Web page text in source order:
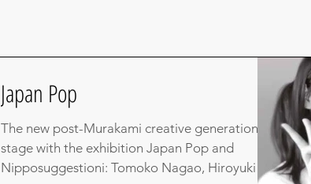
Japan Pop
The new post-Murakami creative generation on
stage with the exhibition Japan Pop and
Nipposuggestioni: Tomoko Nagao, Hiroyuki